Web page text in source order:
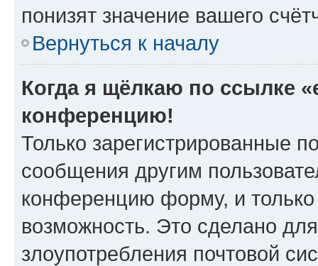
понизят значение вашего
Вернуться к началу
Когда я щёлкаю по ссылке
конференцию!
Только зарегистрированные
сообщения другим
конференцию форму, и
возможность. Это сделано
злоупотребления почтовой